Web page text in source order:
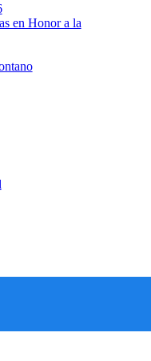
en Honor a la